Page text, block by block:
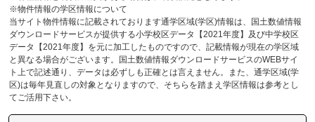
※物件情報の学区情報について
当サイト物件情報に記載されております通学区域(学区)情報は、国土数値情報
ダウンロードサービスが提供する小学校区データ【2021年度】及び中学校区
データ【2021年度】を元に加工したものですので、記載情報が現在の学区域
と異なる場合がございます。国土数値情報ダウンロードサービスのWEBサイ
ト上で記述通り、データは必ずしも正確とは言えません。また、通学区域(学
区)は毎年見直しの対象となりますので、そちらを踏まえ学区情報は参考とし
てご活用下さい。